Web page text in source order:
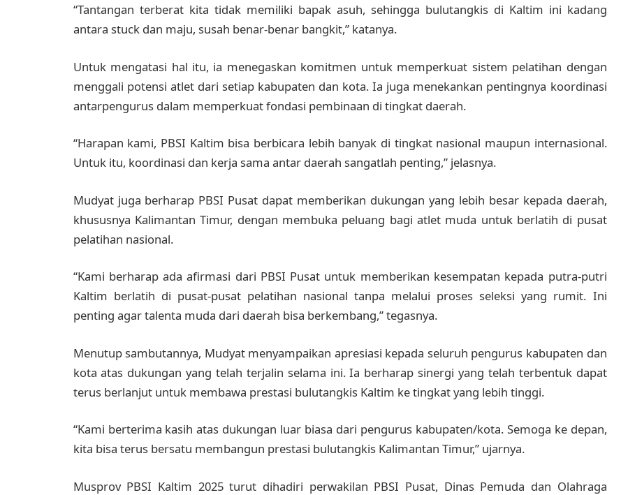
“Tantangan terberat kita tidak memiliki bapak asuh, sehingga bulutangkis di Kaltim ini kadang
antara stuck dan maju, susah benar-benar bangkit,” katanya.
Untuk mengatasi hal itu, ia menegaskan komitmen untuk memperkuat sistem pelatihan dengan
menggali potensi atlet dari setiap kabupaten dan kota. Ia juga menekankan pentingnya koordinasi
antarpengurus dalam memperkuat fondasi pembinaan di tingkat daerah.
“Harapan kami, PBSI Kaltim bisa berbicara lebih banyak di tingkat nasional maupun internasional.
Untuk itu, koordinasi dan kerja sama antar daerah sangatlah penting,” jelasnya.
Mudyat juga berharap PBSI Pusat dapat memberikan dukungan yang lebih besar kepada daerah,
khususnya Kalimantan Timur, dengan membuka peluang bagi atlet muda untuk berlatih di pusat
pelatihan nasional.
“Kami berharap ada afirmasi dari PBSI Pusat untuk memberikan kesempatan kepada putra-putri
Kaltim berlatih di pusat-pusat pelatihan nasional tanpa melalui proses seleksi yang rumit. Ini
penting agar talenta muda dari daerah bisa berkembang,” tegasnya.
Menutup sambutannya, Mudyat menyampaikan apresiasi kepada seluruh pengurus kabupaten dan
kota atas dukungan yang telah terjalin selama ini. Ia berharap sinergi yang telah terbentuk dapat
terus berlanjut untuk membawa prestasi bulutangkis Kaltim ke tingkat yang lebih tinggi.
“Kami berterima kasih atas dukungan luar biasa dari pengurus kabupaten/kota. Semoga ke depan,
kita bisa terus bersatu membangun prestasi bulutangkis Kalimantan Timur,” ujarnya.
Musprov PBSI Kaltim 2025 turut dihadiri perwakilan PBSI Pusat, Dinas Pemuda dan Olahraga